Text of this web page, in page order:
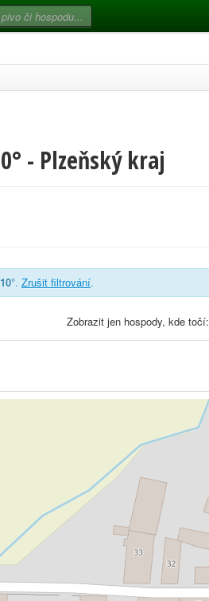
- Plzeňský kraj
. Zrušit filtrování.
Zobrazit jen hospody, kde točí: